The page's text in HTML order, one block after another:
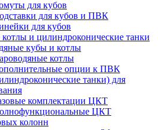
для кубов
для кубов и ПВК
для кубов
и цилиндроконические танки
кубы и котлы
котлы
опции к ПВК
танки) для
комплектации ЦКТ
ЦКТ
колонн